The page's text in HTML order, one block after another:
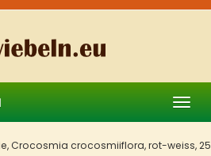
Crocosmia crocosmiiflora, rot-weiss, 25